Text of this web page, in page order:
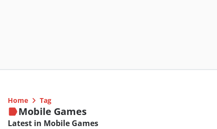
Home Tag
Mobile Games
Latest in Mobile Games